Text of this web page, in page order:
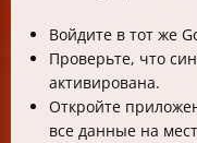
Войдите в тот же
Проверьте, что
активирована.
Откройте
все данные на